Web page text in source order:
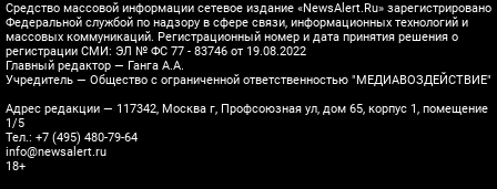
Средство массовой информации сетевое издание «NewsAlert.Ru» зарегистрировано
Федеральной службой по надзору в сфере связи, информационных технологий и
массовых коммуникаций. Регистрационный номер и дата принятия решения о
регистрации СМИ: ЭЛ № ФС 77 - 83746 от 19.08.2022
Главный редактор — Ганга А.А.
Учредитель — Общество с ограниченной ответственностью "МЕДИАВОЗДЕЙСТВИЕ"
Адрес редакции — 117342, Москва г, Профсоюзная ул, дом 65, корпус 1, помещение
1/5
Тел.: +7 (495) 480-79-64
info@newsalert.ru
18+